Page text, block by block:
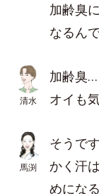
加齢臭
なるんで
清水
加齢臭
オイも
馬渕
そうで
かく汗
めにな